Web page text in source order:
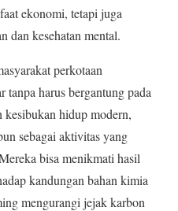
ekonomi, tetapi juga
dan kesehatan mental.
perkotaan
tanpa harus bergantung pada
hidup modern,
sebagai aktivitas yang
bisa menikmati hasil
kandungan bahan kimia
mengurangi jejak karbon